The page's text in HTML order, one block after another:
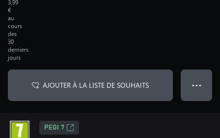
3,99
€
au
cours
des
30
derniers
jours
AJOUTER À LA LISTE DE SOUHAITS ● ● ●
PEGI 7